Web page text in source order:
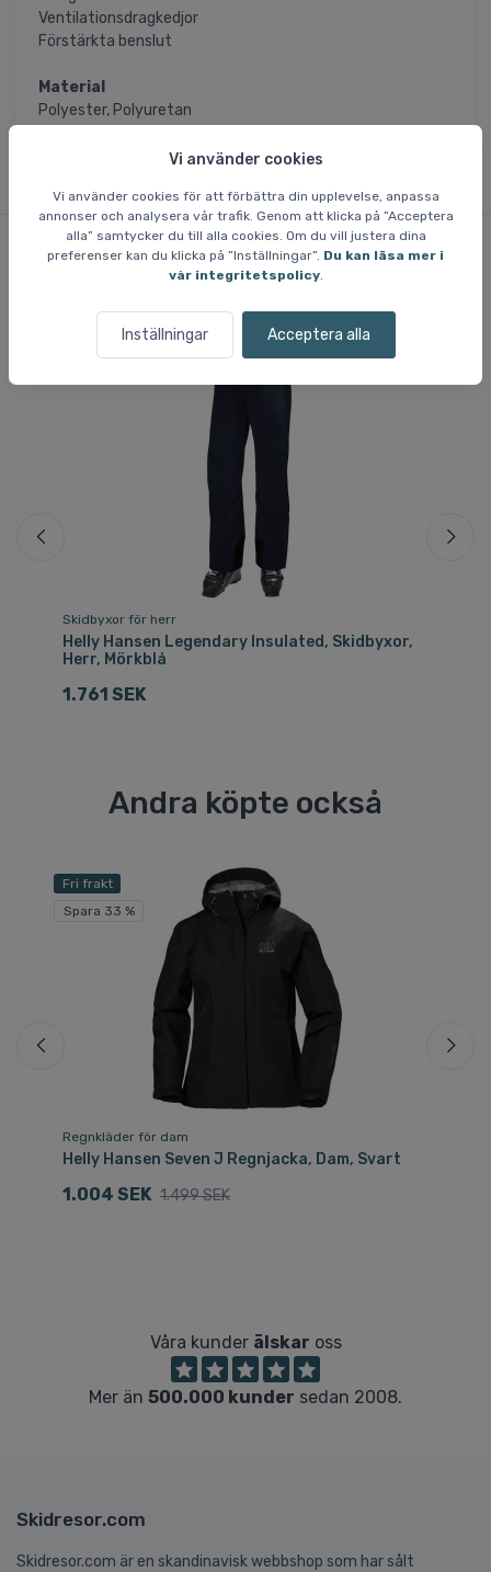
Vi använder cookies
Vi använder cookies för att förbättra din upplevelse, anpassa
annonser och analysera vår trafik. Genom att klicka på ”Acceptera
alla” samtycker du till alla cookies. Om du vill justera dina
preferenser kan du klicka på ”Inställningar”. Du kan läsa mer i
vår integritetspolicy.
Inställningar Acceptera alla
Ventilationsdragkedjor
Förstärkta benslut
Material
Polyester, Polyuretan
Liknande varor
Skidbyxor för herr
Helly Hansen Legendary Insulated, Skidbyxor,
Herr, Mörkblå
1.761 SEK
Andra köpte också
Fri frakt
Spara 33 %
Regnkläder för dam
Helly Hansen Seven J Regnjacka, Dam, Svart
1.004 SEK 1.499 SEK
Våra kunder älskar oss
Mer än 500.000 kunder sedan 2008.
Skidresor.com
Skidresor.com är en skandinavisk webbshop som har sålt